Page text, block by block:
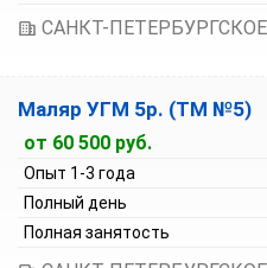
Маляр УГМ 5р. (ТМ №5)
от 60 500 руб.
Опыт 1-3 года
Полный день
Полная занятость